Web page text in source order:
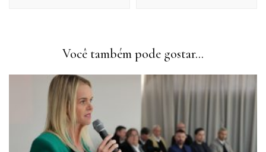
Você também pode gostar...